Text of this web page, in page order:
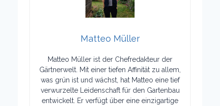
Matteo Müller
Matteo Müller ist der Chefredakteur der
Gärtnerwelt. Mit einer tiefen Affinität zu allem,
was grün ist und wächst, hat Matteo eine tief
verwurzelte Leidenschaft für den Gartenbau
entwickelt. Er verfügt über eine einzigartige